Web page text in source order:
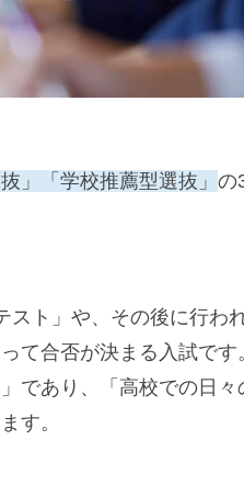
」「学校推薦型選抜」 の
スト」や、その後に行わ
て合否が決まる入試です
であり、「高校での日
す。